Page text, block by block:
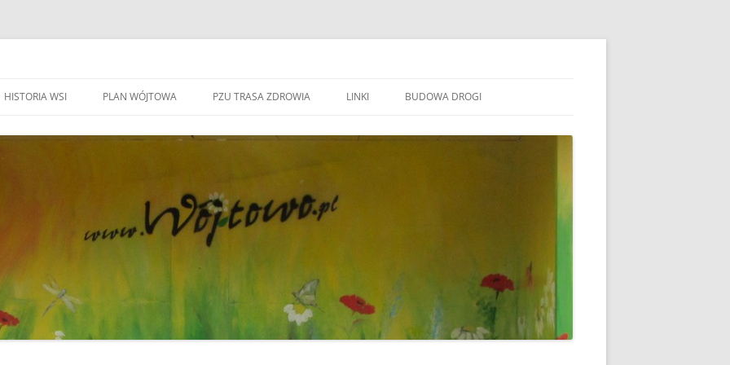
ŚMIECI
HISTORIA WSI
KAPLICZKI I KRZYŻE W WÓJTOWIE
ZWIĄZANI Z WÓJOWEM
BO JESTEM STĄD
PLAN WÓJTOWA PZU TRASA ZDROWIA LINKI
OLSZTYN
GMINA BARCZEWO DYŻURY RADNYCH
BUDOWA DROGI